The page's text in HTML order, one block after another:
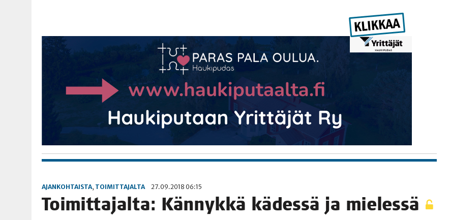
AJANKOHTAISTA, TOIMITTAJALTA 27.09.2018 06:15
Toi­mit­ta­jal­ta: Kän­nyk­kä kädes­sä ja mielessä